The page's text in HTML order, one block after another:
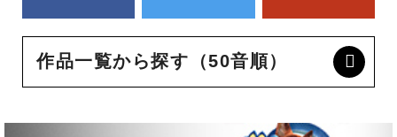
作品一覧から探す（50音順）